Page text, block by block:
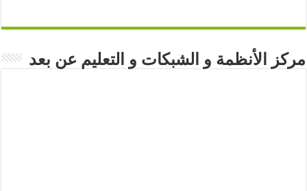
مركز الأنظمة و الشبكات و التعليم عن بعد